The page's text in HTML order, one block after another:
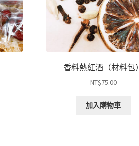
香料熱紅酒（材料包）
NT$75.00
加入購物車